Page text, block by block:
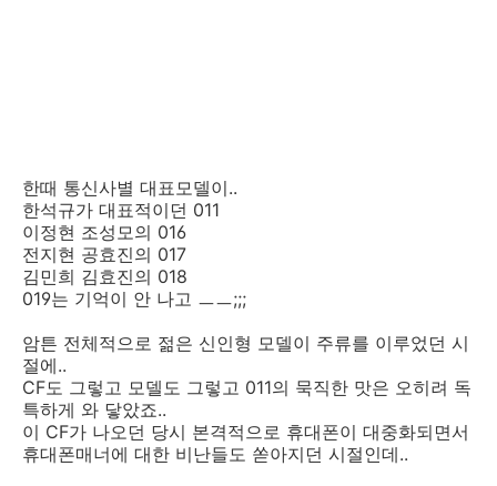
한때 통신사별 대표모델이..
한석규가 대표적이던 011
이정현 조성모의 016
전지현 공효진의 017
김민희 김효진의 018
019는 기억이 안 나고 ㅡㅡ;;;
암튼 전체적으로 젊은 신인형 모델이 주류를 이루었던 시
절에..
CF도 그렇고 모델도 그렇고 011의 묵직한 맛은 오히려 독
특하게 와 닿았죠..
이 CF가 나오던 당시 본격적으로 휴대폰이 대중화되면서
휴대폰매너에 대한 비난들도 쏟아지던 시절인데..